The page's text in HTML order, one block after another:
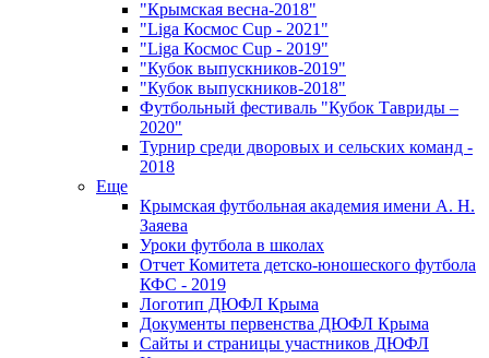
"Крымская весна-2018"
"Liga Космос Cup - 2021"
"Liga Космос Cup - 2019"
"Кубок выпускников-2019"
"Кубок выпускников-2018"
Футбольный фестиваль "Кубок Тавриды –
2020"
Турнир среди дворовых и сельских команд -
2018
Еще
Крымская футбольная академия имени А. Н.
Заяева
Уроки футбола в школах
Отчет Комитета детско-юношеского футбола
КФС - 2019
Логотип ДЮФЛ Крыма
Документы первенства ДЮФЛ Крыма
Сайты и страницы участников ДЮФЛ